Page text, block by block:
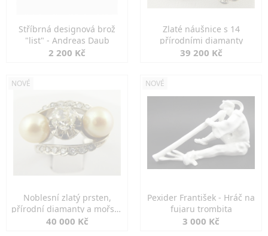
Stříbrná designová brož
"list" - Andreas Daub
2 200 Kč
Zlaté náušnice s 14
přírodními diamanty
39 200 Kč
NOVÉ
Noblesní zlatý prsten,
přírodní diamanty a mořské
perly
40 000 Kč
NOVÉ
Pexider František - Hráč na
fujaru trombita
3 000 Kč